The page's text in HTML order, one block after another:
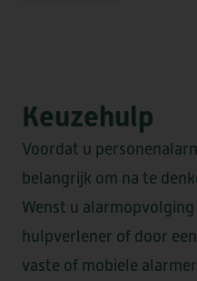
Keuzehulp
Voordat u
belangrijk om na te
Wenst u
hulpverlener of door
vaste of mobiele